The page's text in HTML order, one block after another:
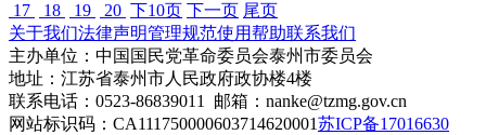
17
18 19 20 下10页 下一页 尾页
关于我们法律声明管理规范使用帮助联系我们
主办单位：中国国民党革命委员会泰州市委员会
地址：江苏省泰州市人民政府政协楼4楼
联系电话：0523-86839011 邮箱：nanke@tzmg.gov.cn
网站标识码：CA111750000603714620001苏ICP备17016630